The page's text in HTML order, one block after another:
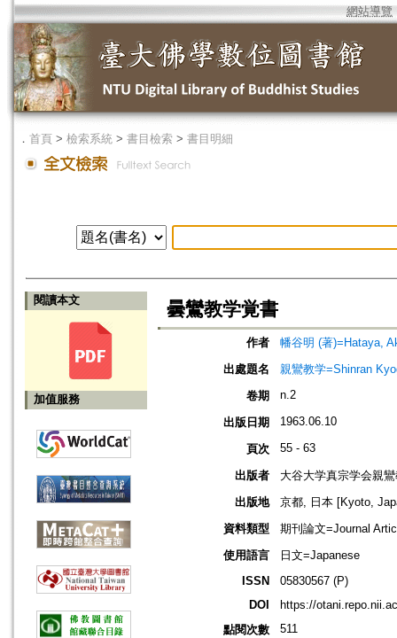
網站導覽
． 首頁 > 檢索系統 > 書目檢索 > 書目明細
閱讀本文
加值服務
曇鸞教学覚書
作者
幡谷明 (著)=Hataya,
出處題名
親鸞教学=Shinran
卷期
n.2
出版日期 1963.06.10
頁次 55 - 63
出版者
大谷大学真宗学会親
出版地
京都, 日本 [Kyoto,
資料類型
期刊論文=Journal
使用語言
日文=Japanese
ISSN
05830567 (P)
DOI
https://
點閱次數
511